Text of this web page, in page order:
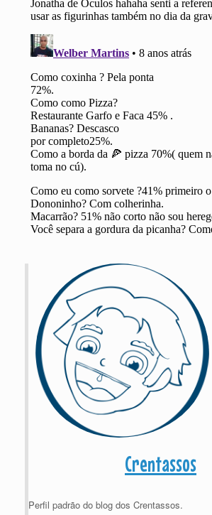
Crentassos
Perfil padrão do blog dos Crentassos.